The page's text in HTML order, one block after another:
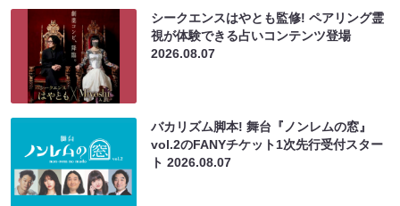
シークエンスはやとも監修! ペアリング霊
視が体験できる占いコンテンツ登場
2026.08.07
バカリズム脚本! 舞台『ノンレムの窓』
vol.2のFANYチケット1次先行受付スター
ト2026.08.07